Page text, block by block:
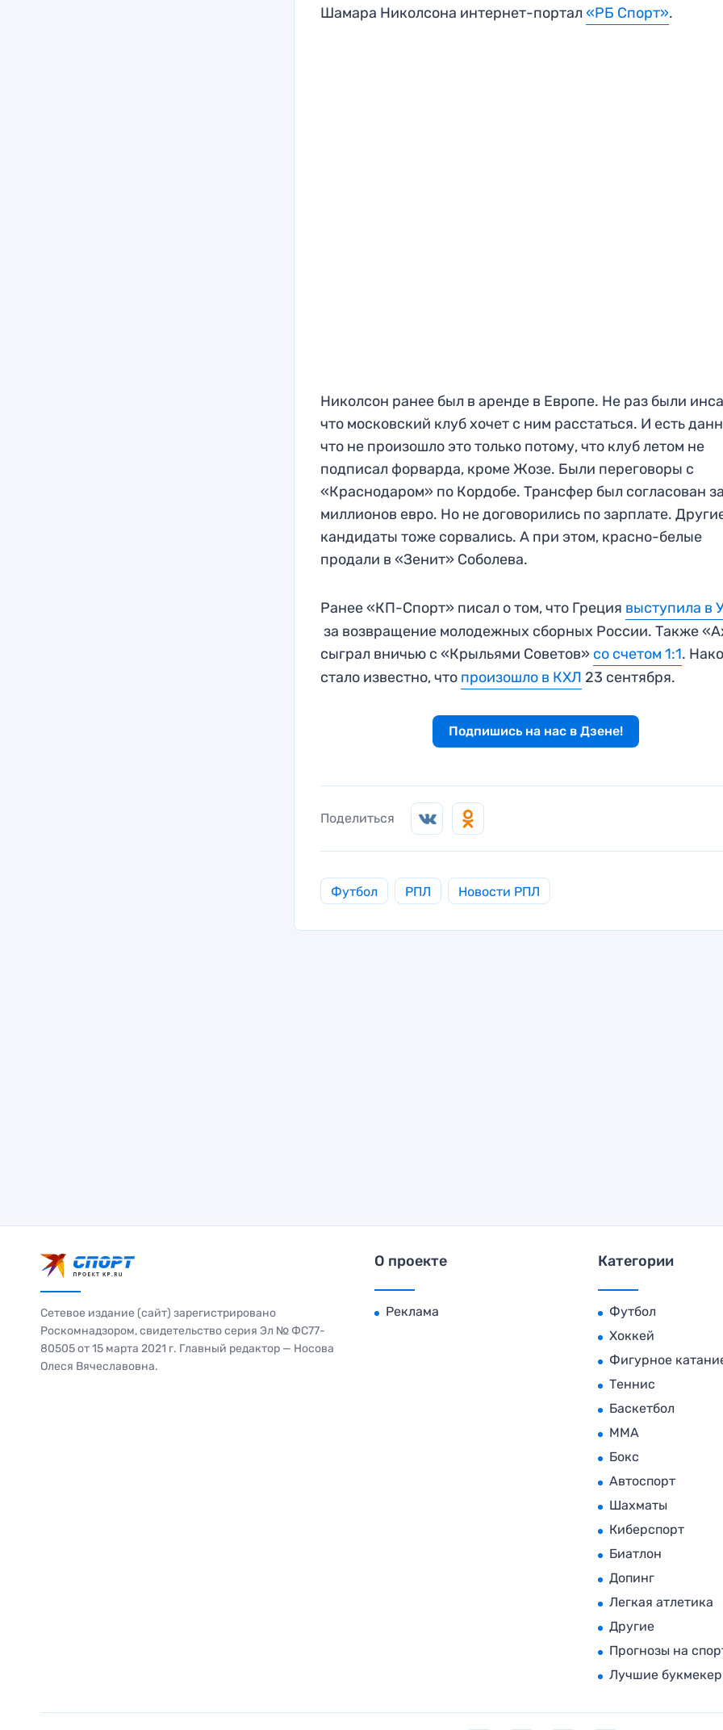
Шамара Николсона интернет-портал«РБ Спорт».
Николсон ранее был в аренде в Европе. Не раз были
что московский клуб хочет с ним расстаться. И есть
что не произошло это только потому, что клуб летом не
подписал форварда, кроме Жозе. Были переговоры с
«Краснодаром» по Кордобе. Трансфер был согласован
миллионов евро. Но не договорились по зарплате.
кандидаты тоже сорвались. А при этом, красно-белые
продали в «Зенит» Соболева.
Ранее «КП-Спорт» писал о том, что Греция выступила в
за возвращение молодежных сборных России. Также
сыграл вничью с «Крыльями Советов» со счетом 1:1.
стало известно, что произошло в КХЛ 23 сентября.
Подпишись на нас в Дзене!
Поделиться
Футбол РПЛ Новости РПЛ
Сетевое издание (сайт) зарегистрировано
Роскомнадзором, свидетельство серия Эл № ФС77-
80505 от 15 марта 2021 г. Главный редактор — Носова
Олеся Вячеславовна.
О проекте
Реклама
Категории
Футбол
Хоккей
Фигурное
Теннис
Баскетбол
MMA
Бокс
Автоспорт
Шахматы
Киберспорт
Биатлон
Допинг
Легкая атлетика
Другие
Прогнозы на
Лучшие